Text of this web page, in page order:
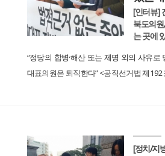
[인터뷰]
북도의
는 곳에
“정당의 합병·해산 또는 제명 외의 사유로
대표의원은 퇴직한다” <공직선거법 제
[정치/지